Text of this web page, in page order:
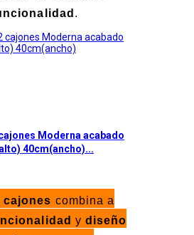
.
Moderna acabado
40cm(ancho)...
cajones combina a
ydiseño